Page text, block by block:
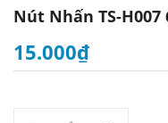
Nút Nhấn TS-
15.000₫